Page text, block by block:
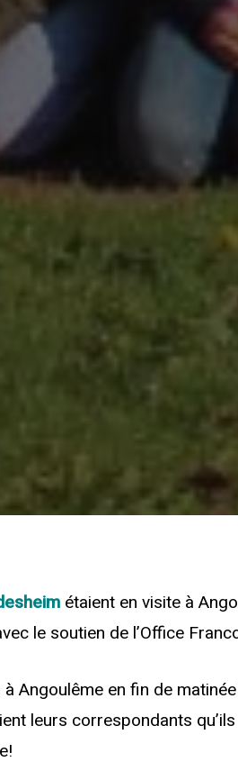
étaient en visite à
le soutien de l’Office
Angoulême en fin de
leurs correspondants